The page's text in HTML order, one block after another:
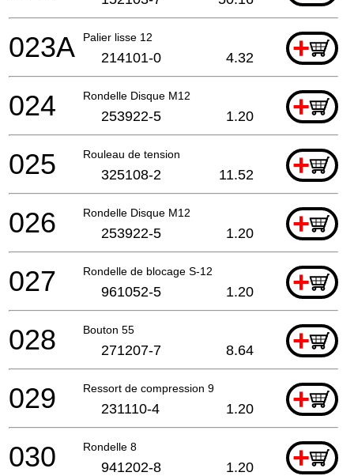
Palier lisse 12 +
023A 214101-0 4.32
Rondelle Disque M12 +
024 253922-5 1.20
Rouleau de tension +
025 325108-2 11.52
Rondelle Disque M12 +
026 253922-5 1.20
Rondelle de blocage S-12 +
027 961052-5 1.20
Bouton 55 +
028 271207-7 8.64
Ressort de compression 9 +
029 231110-4 1.20
Rondelle 8 +
030 941202-8 1.20